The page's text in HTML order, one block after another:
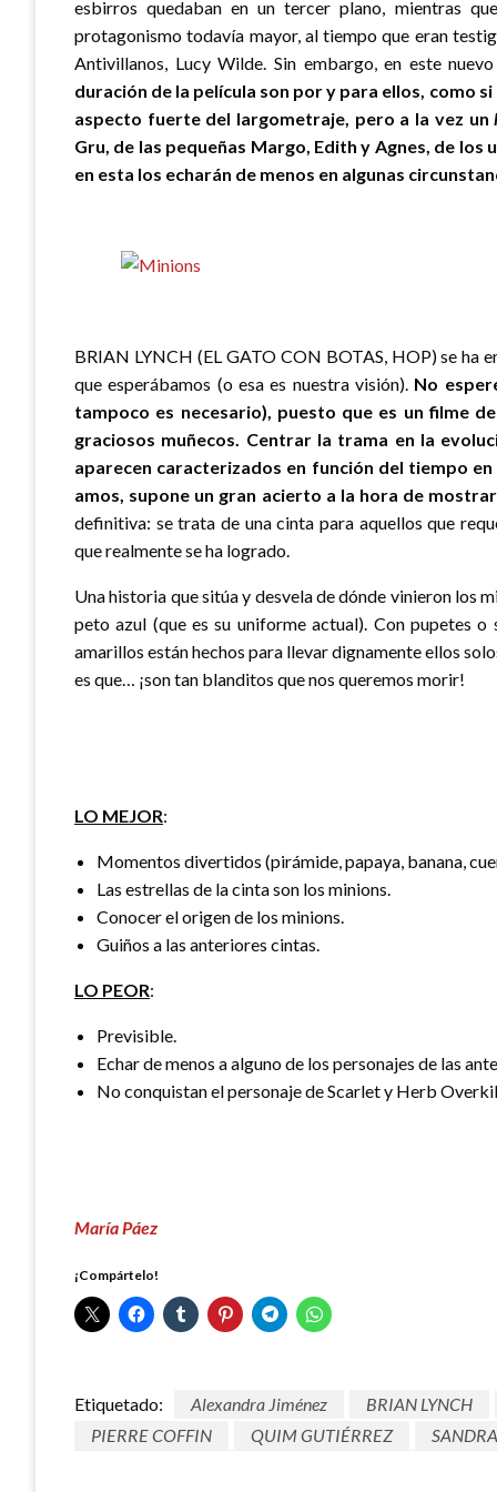
esbirros quedaban en un tercer plano, mientras
protagonismo todavía mayor, al tiempo que eran
Antivillanos, Lucy Wilde. Sin embargo, en este
duración de la película son por y para ellos, como
aspecto fuerte del largometraje, pero a la vez un
Gru, de las pequeñas Margo, Edith y Agnes, de
en esta los echarán de menos en algunas
BRIAN LYNCH (EL GATO CON BOTAS, HOP) se ha
que esperábamos (o esa es nuestra visión). No
tampoco es necesario), puesto que es un filme
graciosos muñecos. Centrar la trama en la
aparecen caracterizados en función del tiempo
amos, supone un gran acierto a la hora de
definitiva: se trata de una cinta para aquellos que
que realmente se ha logrado.
Una historia que sitúa y desvela de dónde vinieron los
peto azul (que es su uniforme actual). Con pupetes
amarillos están hechos para llevar dignamente ellos
es que… ¡son tan blanditos que nos queremos morir!
LO MEJOR:
Momentos divertidos (pirámide, papaya, banana,
Las estrellas de la cinta son los minions.
Conocer el origen de los minions.
Guiños a las anteriores cintas.
LO PEOR:
Previsible.
Echar de menos a alguno de los personajes de las
No conquistan el personaje de Scarlet y Herb
María Páez
¡Compártelo!
Etiquetado: Alexandra Jiménez
BRIAN LYNCH
PIERRE COFFIN
QUIM GUTIÉRREZ